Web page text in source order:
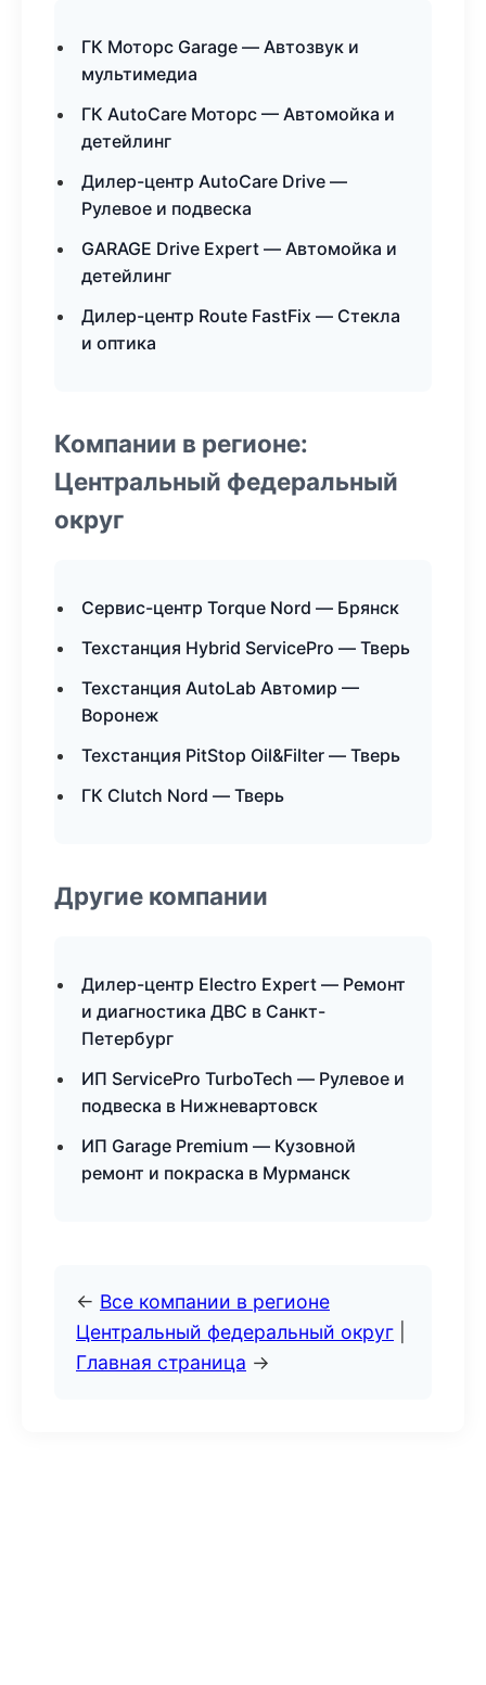
ГК Моторс Garage — Автозвук и
мультимедиа
ГК AutoCare Моторс — Автомойка и
детейлинг
Дилер-центр AutoCare Drive —
Рулевое и подвеска
GARAGE Drive Expert — Автомойка и
детейлинг
Дилер-центр Route FastFix — Стекла
и оптика
Компании в регионе:
Центральный федеральный
округ
Сервис-центр Torque Nord — Брянск
Техстанция Hybrid ServicePro — Тверь
Техстанция AutoLab Автомир —
Воронеж
Техстанция PitStop Oil&Filter — Тверь
ГК Clutch Nord — Тверь
Другие компании
Дилер-центр Electro Expert — Ремонт
и диагностика ДВС в Санкт-
Петербург
ИП ServicePro TurboTech — Рулевое и
подвеска в Нижневартовск
ИП Garage Premium — Кузовной
ремонт и покраска в Мурманск
← Все компании в регионе
Центральный федеральный округ
Главная страница →